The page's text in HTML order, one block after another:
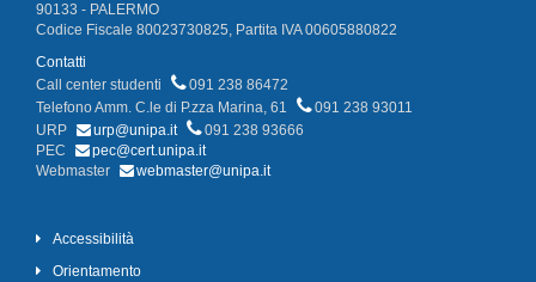
90133 - PALERMO
Codice Fiscale 80023730825, Partita IVA 00605880822
Contatti
Call center studenti
091 238 86472
Telefono Amm. C.le di P.zza Marina, 61
091 238 93011
URP
urp@unipa.it
091 238 93666
PEC
pec@cert.unipa.it
Webmaster
webmaster@unipa.it
Accessibilità
Orientamento